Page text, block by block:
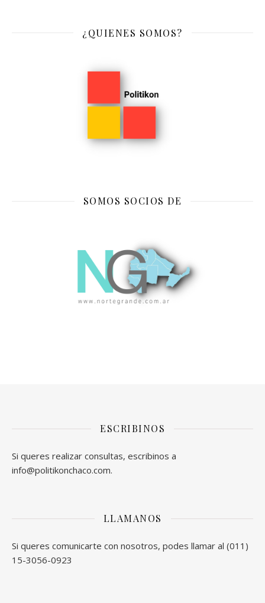
¿QUIENES SOMOS?
SOMOS SOCIOS DE
ESCRIBINOS
Si queres realizar consultas, escribinos a
info@politikonchaco.com.
LLAMANOS
Si queres comunicarte con nosotros, podes llamar al (011)
15-3056-0923